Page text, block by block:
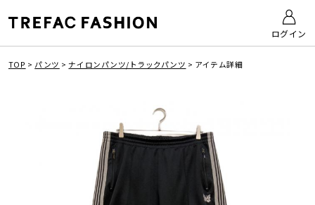
ログイン
TOP > パンツ > ナイロンパンツ/トラックパンツ > アイテム詳細